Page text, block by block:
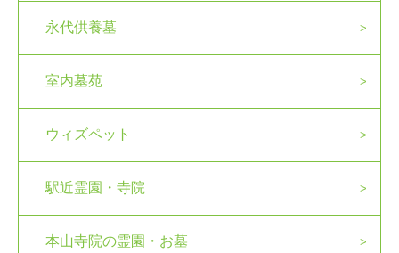
永代供養墓
室内墓苑
ウィズペット
駅近霊園・寺院
本山寺院の霊園・お墓